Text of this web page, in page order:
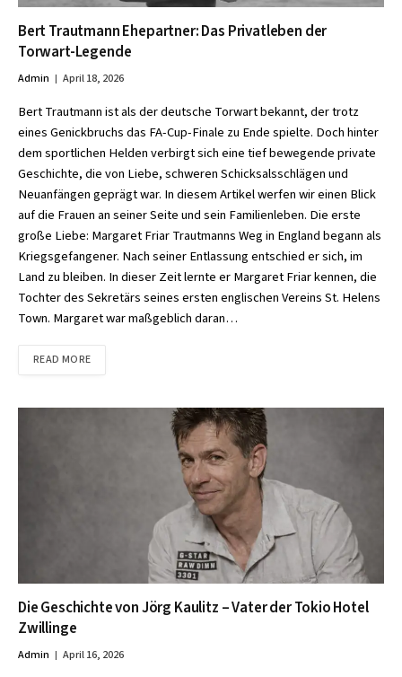
Bert Trautmann Ehepartner: Das Privatleben der
Torwart-Legende
Admin April 18, 2026
Bert Trautmann ist als der deutsche Torwart bekannt, der trotz
eines Genickbruchs das FA-Cup-Finale zu Ende spielte. Doch hinter
dem sportlichen Helden verbirgt sich eine tief bewegende private
Geschichte, die von Liebe, schweren Schicksalsschlägen und
Neuanfängen geprägt war. In diesem Artikel werfen wir einen Blick
auf die Frauen an seiner Seite und sein Familienleben. Die erste
große Liebe: Margaret Friar Trautmanns Weg in England begann als
Kriegsgefangener. Nach seiner Entlassung entschied er sich, im
Land zu bleiben. In dieser Zeit lernte er Margaret Friar kennen, die
Tochter des Sekretärs seines ersten englischen Vereins St. Helens
Town. Margaret war maßgeblich daran…
READ MORE
Die Geschichte von Jörg Kaulitz – Vater der Tokio Hotel
Zwillinge
Admin April 16, 2026